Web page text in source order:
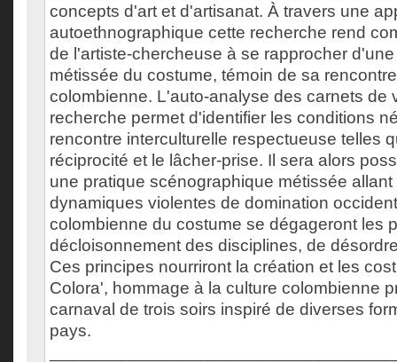
concepts d'art et d'artisanat. À travers une
autoethnographique cette recherche rend
de l'artiste-chercheuse à se rapprocher
métissée du costume, témoin de sa
colombienne. L'auto-analyse des carnets de
recherche permet d'identifier les conditions
rencontre interculturelle respectueuse telles
réciprocité et le lâcher-prise. Il sera alors
une pratique scénographique métissée
dynamiques violentes de domination
colombienne du costume se dégageront les
décloisonnement des disciplines, de
Ces principes nourriront la création et les
Colora', hommage à la culture colombienne
carnaval de trois soirs inspiré de diverses
pays.